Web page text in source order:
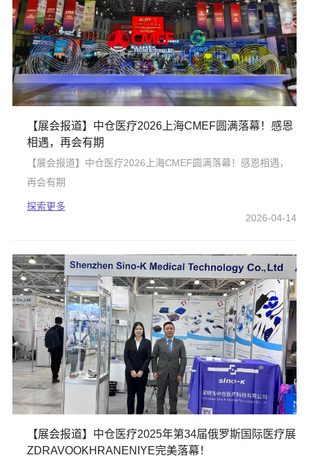
【展会报道】中仓医疗2026上海CMEF圆满落幕！感恩
相遇，再会有期
【展会报道】中仓医疗2026上海CMEF圆满落幕！感恩相遇，
再会有期
探索更多
2026-04-14
【展会报道】中仓医疗2025年第34届俄罗斯国际医疗展
ZDRAVOOKHRANENIYE完美落幕！